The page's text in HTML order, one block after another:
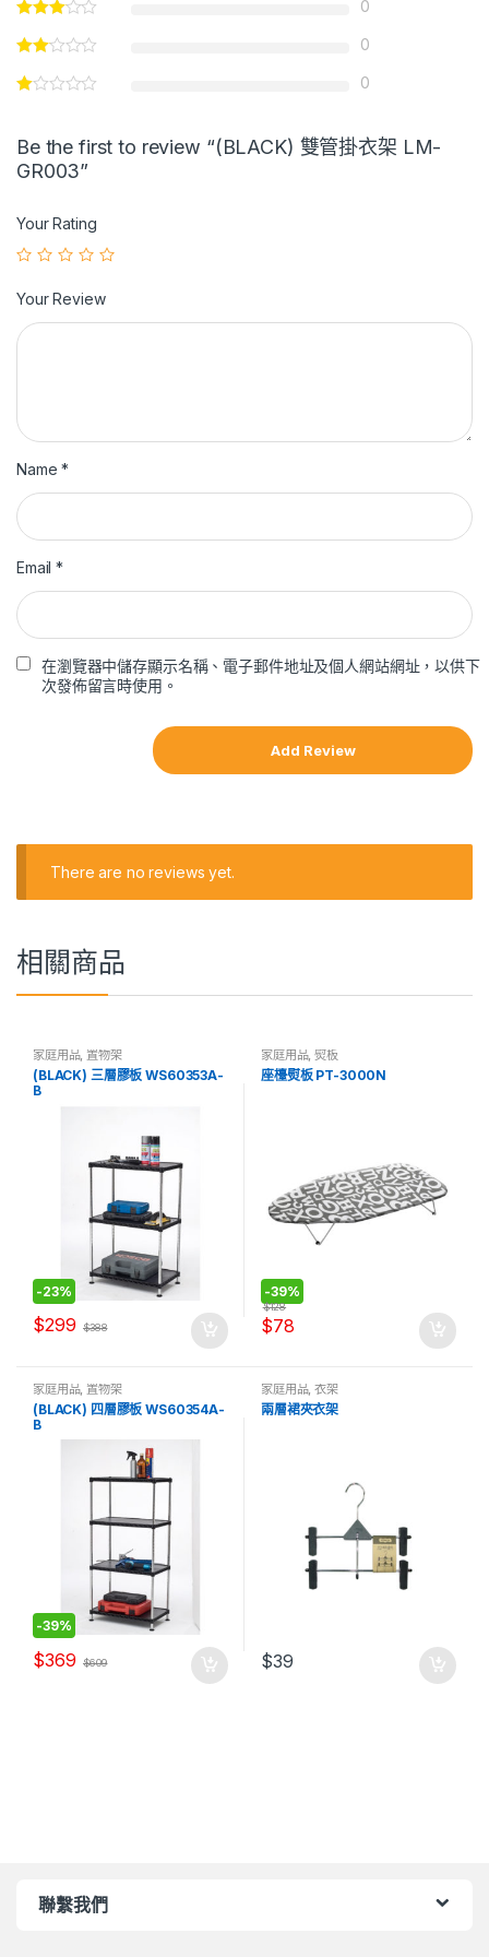
0
0
0
Be the first to review “(BLACK) 雙管掛衣架 LM-
GR003”
Your Rating
Your Review
Name*
Email*
在瀏覽器中儲存顯示名稱、電子郵件地址及個人網站網址，以供下
次發佈留言時使用。
There are no reviews yet.
相關商品
家庭用品, 置物架
(BLACK) 三層膠板 WS60353A-
B
-23%
$299 $388
家庭用品,熨板
座檯熨板 PT-3000N
-39%
$78
$128
家庭用品, 置物架
(BLACK) 四層膠板 WS60354A-
B
-39%
$369 $609
家庭用品,衣架
兩層裙夾衣架
$39
聯繫我們